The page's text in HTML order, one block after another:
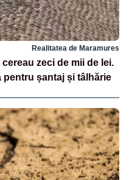
Realitatea de Maramures
zeci de mii de lei.
pentru șantaj și tâlhărie